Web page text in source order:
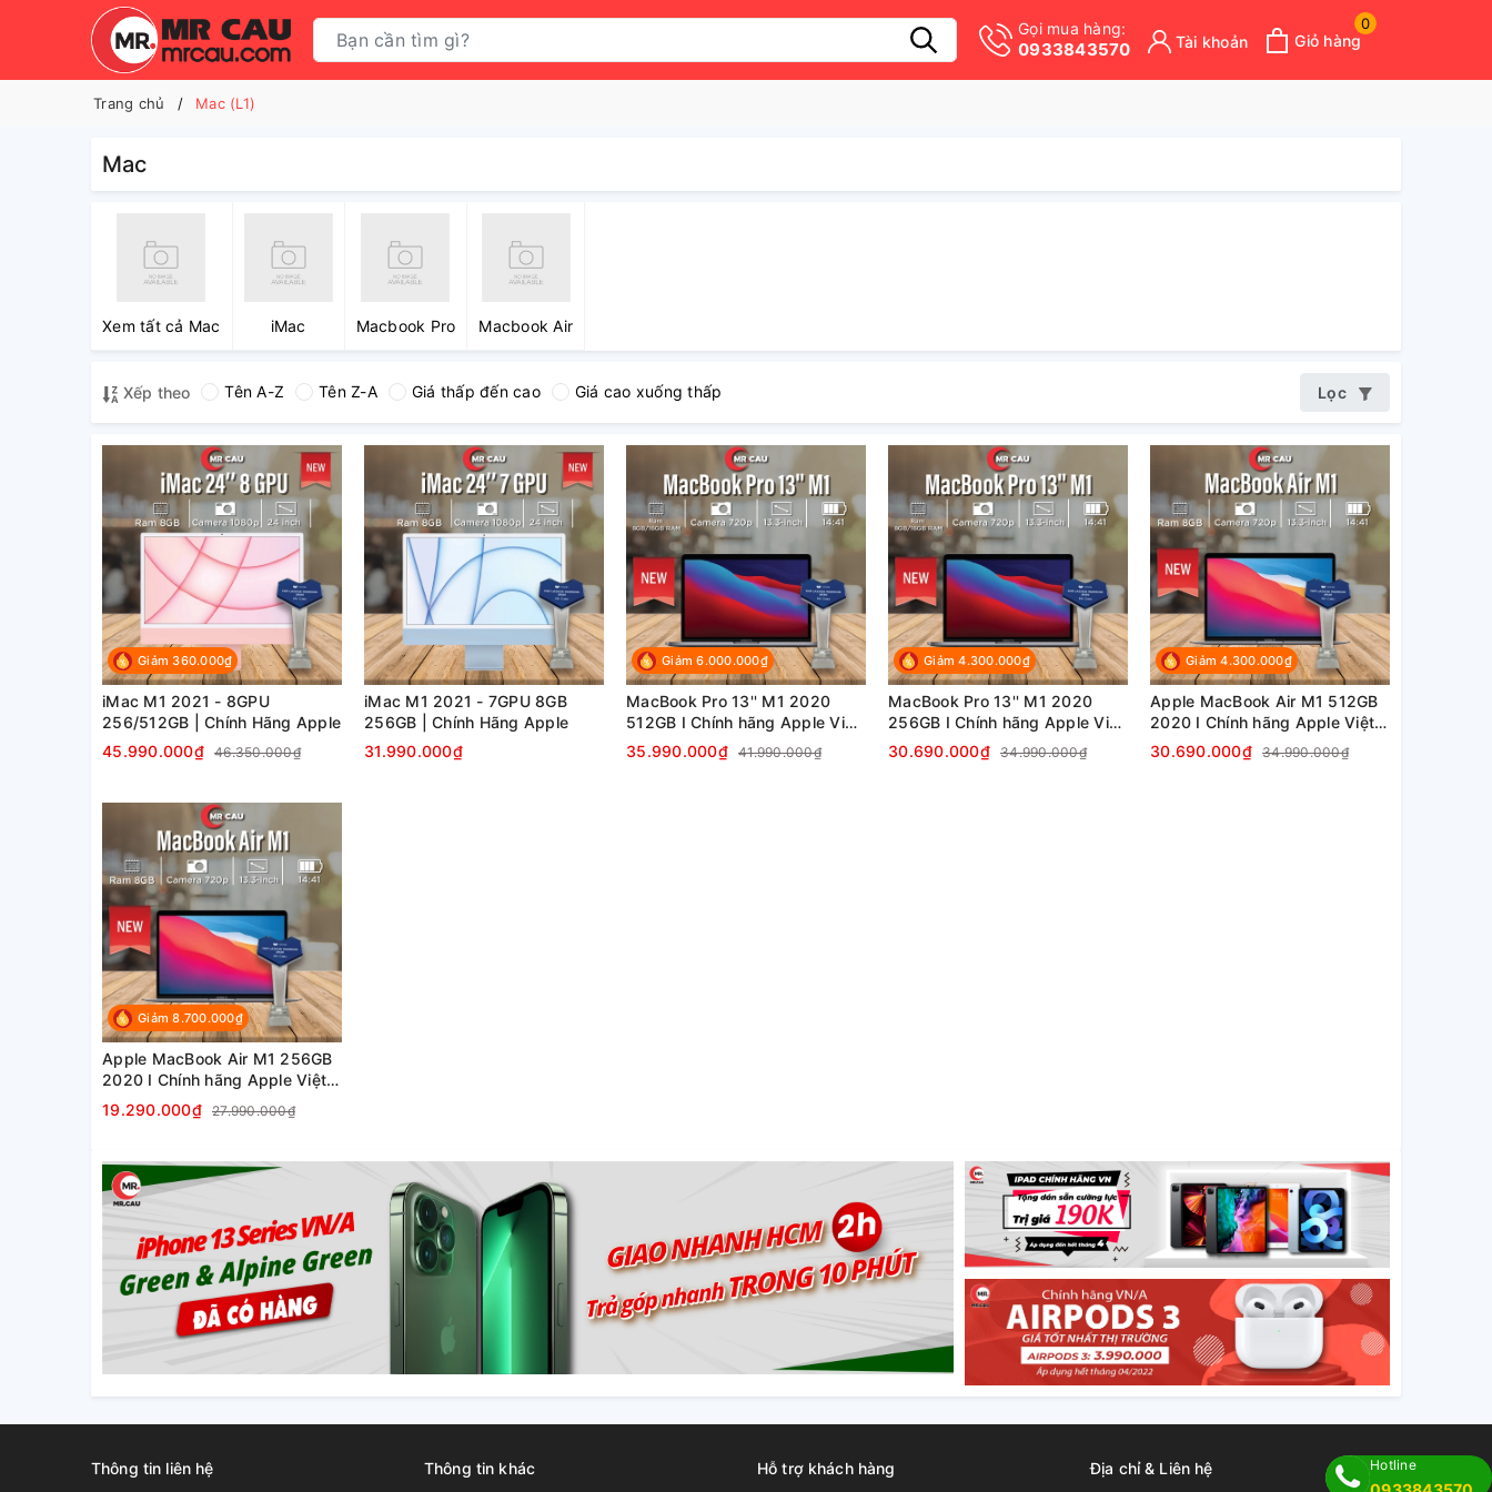
Gọi mua hàng:
0933843570 Tài khoản
0
Giỏ hàng
Trang chủ Mac (L1)
Mac
Xem tất cả Mac iMac Macbook Pro Macbook Air
Xếp theo Tên A-Z Tên Z-A Giá thấp đến cao Giá cao xuống thấp Lọc
Giảm 360.000₫
iMac M1 2021 - 8GPU
256/512GB | Chính Hãng Apple
45.990.000₫
46.350.000₫
iMac M1 2021 - 7GPU 8GB
256GB | Chính Hãng Apple
31.990.000₫
Giảm 6.000.000₫
MacBook Pro 13'' M1 2020
512GB I Chính hãng Apple Việt
Nam
35.990.000₫ 41.990.000₫
Giảm 4.300.000₫
MacBook Pro 13'' M1 2020
256GB I Chính hãng Apple Việt
Nam
30.690.000₫ 34.990.000₫
Giảm 4.300.000₫
Apple MacBook Air M1 512GB
2020 I Chính hãng Apple Việt
Nam
30.690.000₫ 34.990.000₫
Giảm 8.700.000₫
Apple MacBook Air M1 256GB
2020 I Chính hãng Apple Việt
Nam
19.290.000₫ 27.990.000₫
Thông tin liên hệ Thông tin khác Hỗ trợ khách hàng Địa chỉ & Liên hệ Hotline